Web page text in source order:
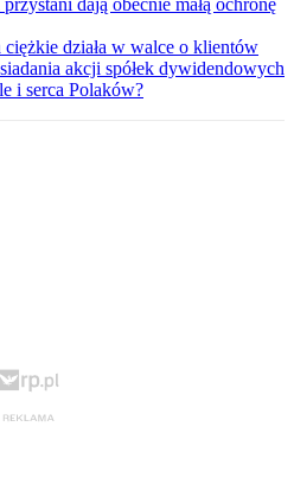
dają obecnie małą ochronę
działa w walce o klientów
akcji spółek dywidendowych
i serca Polaków?